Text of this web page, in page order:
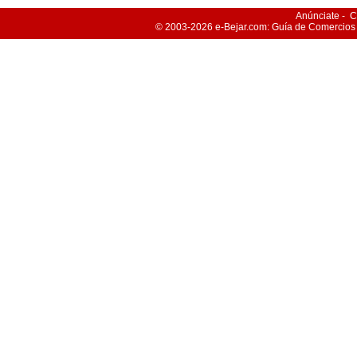
Anúnciate -
© 2003-2026 e-Bejar.com: Guía de